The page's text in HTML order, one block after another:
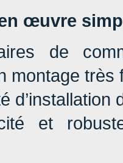
œuvre
de
montage très
et